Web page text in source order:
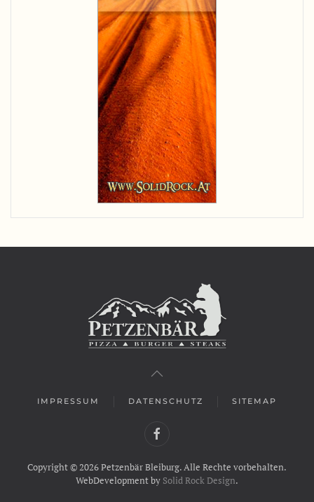
IMPRESSUM DATENSCHUTZ SITEMAP
Copyright ©2026Petzenbär Bleiburg. Alle Rechte vorbehalten.
WebDevelopment by Solid Rock Design.